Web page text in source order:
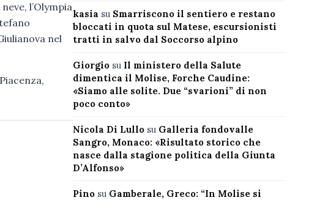
l’Olympia
nel
kasia su Smarriscono il sentiero e restano
bloccati in quota sul Matese, escursionisti
tratti in salvo dal Soccorso alpino
Giorgiosu Il ministero della Salute
dimentica il Molise, Forche Caudine:
«Siamo alle solite. Due “svarioni” di non
poco conto»
Nicola Di Lullosu Galleria fondovalle
Sangro, Monaco: «Risultato storico che
nasce dalla stagione politica della Giunta
D’Alfonso»
Pinosu Gamberale, Greco: “In Molise si